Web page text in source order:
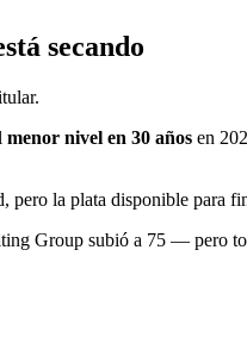
secando
menor nivel en 30 años en
pero la plata disponible para
Group subió a 75 — pero